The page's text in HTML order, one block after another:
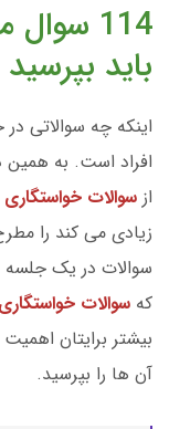
114
باید
اینکه چه سوالاتی
افراد است. به همین
از سوالات خواستگاری
زیادی می کند را
سوالات در یک جلسه
که سوالات خواستگاری
بیشتر برایتان
آن ها را بپرسید.